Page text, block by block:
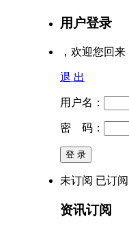
用户登录
，欢迎您回来
退 出
用户名：
密 码：
未订阅 已订阅
资讯订阅